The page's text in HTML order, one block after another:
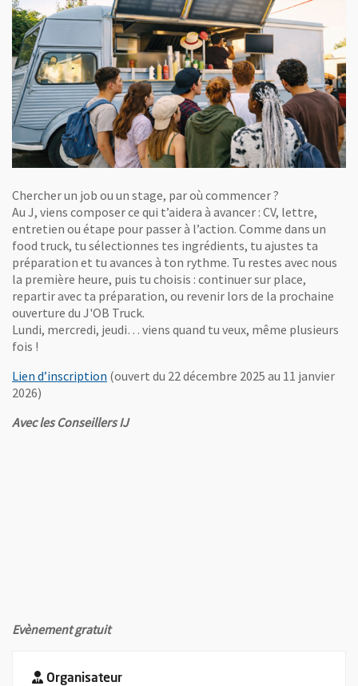
Chercher un job ou un stage, par où commencer ?
Au J, viens composer ce qui t’aidera à avancer : CV, lettre,
entretien ou étape pour passer à l’action. Comme dans un
food truck, tu sélectionnes tes ingrédients, tu ajustes ta
préparation et tu avances à ton rythme. Tu restes avec nous
la première heure, puis tu choisis : continuer sur place,
repartir avec ta préparation, ou revenir lors de la prochaine
ouverture du J'OB Truck.
Lundi, mercredi, jeudi… viens quand tu veux, même plusieurs
fois !
Lien d’inscription , Ouvre une nouvelle fenêtre
(ouvert du 22 décembre 2025 au 11 janvier
2026)
Avec les Conseillers IJ
Evènement gratuit
Organisateur